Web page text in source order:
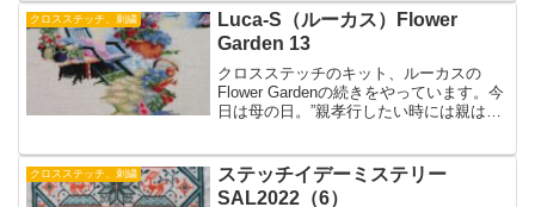
で気持ちよくできました。
クロスステッチ、刺繍
Luca-S（ルーカス）Flower
Garden 13
クロスステッチのキット、ルーカスの
Flower Gardenの続きをやっています。今
日は母の日。”親孝行したい時には親はな
にいなくなってしまいました。今は後悔
の日々です。
クロスステッチ、刺繍
ステッチイデーミステリー
SAL2022（6）